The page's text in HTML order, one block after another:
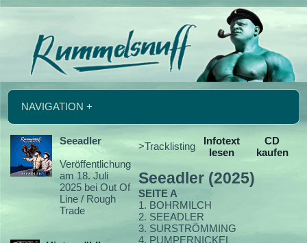
NAVIGATION +
Seeadler
Veröffentlichung
am 18. Juli
2025 bei Out Of
Line / Rough
Trade
>Tracklisting
Infotext
lesen
CD
kaufen
Seeadler (2025)
SEITE A
1. BOHRMILCH
2. SEEADLER
3. SURSTRÖMMING
4. PUMPERNICKEL